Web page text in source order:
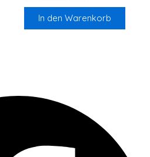
In den Warenkorb